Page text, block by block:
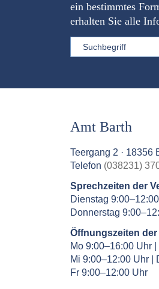
ein bestimmtes
erhalten Sie alle
Sword
Amt Barth
Teergang 2 · 18356
Telefon (038231)
Sprechzeiten der
Dienstag
Donnerstag
Öffnungszeiten
Mo 9:00–16:00 Uhr
Mi 9:00–12:00 Uhr |
Fr 9:00–12:00 Uhr